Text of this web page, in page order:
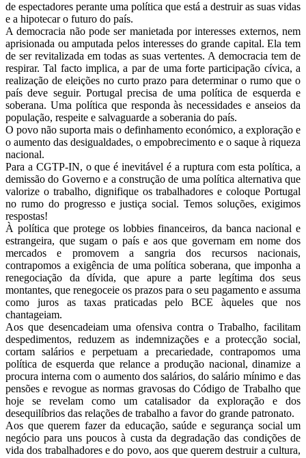
de espectadores perante uma política que está a destruir as suas vidas
e a hipotecar o futuro do país.
A democracia não pode ser manietada por interesses externos, nem
aprisionada ou amputada pelos interesses do grande capital. Ela tem
de ser revitalizada em todas as suas vertentes. A democracia tem de
respirar. Tal facto implica, a par de uma forte participação cívica, a
realização de eleições no curto prazo para determinar o rumo que o
país deve seguir. Portugal precisa de uma política de esquerda e
soberana. Uma política que responda às necessidades e anseios da
população, respeite e salvaguarde a soberania do país.
O povo não suporta mais o definhamento económico, a exploração e
o aumento das desigualdades, o empobrecimento e o saque à riqueza
nacional.
Para a CGTP-IN, o que é inevitável é a ruptura com esta política, a
demissão do Governo e a construção de uma política alternativa que
valorize o trabalho, dignifique os trabalhadores e coloque Portugal
no rumo do progresso e justiça social. Temos soluções, exigimos
respostas!
À política que protege os lobbies financeiros, da banca nacional e
estrangeira, que sugam o país e aos que governam em nome dos
mercados e promovem a sangria dos recursos nacionais,
contrapomos a exigência de uma política soberana, que imponha a
renegociação da dívida, que apure a parte legítima dos seus
montantes, que renegoceie os prazos para o seu pagamento e assuma
como juros as taxas praticadas pelo BCE àqueles que nos
chantageiam.
Aos que desencadeiam uma ofensiva contra o Trabalho, facilitam
despedimentos, reduzem as indemnizações e a protecção social,
cortam salários e perpetuam a precariedade, contrapomos uma
política de esquerda que relance a produção nacional, dinamize a
procura interna com o aumento dos salários, do salário mínimo e das
pensões e revogue as normas gravosas do Código de Trabalho que
hoje se revelam como um catalisador da exploração e dos
desequilíbrios das relações de trabalho a favor do grande patronato.
Aos que querem fazer da educação, saúde e segurança social um
negócio para uns poucos à custa da degradação das condições de
vida dos trabalhadores e do povo, aos que querem destruir a cultura,